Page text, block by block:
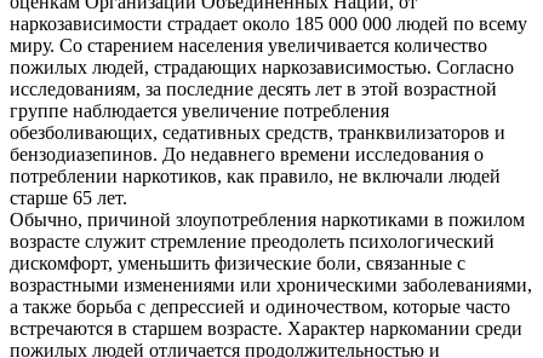
наркозависимости страдает около 185 000 000 людей по всему
миру. Со старением населения увеличивается количество
пожилых людей, страдающих наркозависимостью. Согласно
исследованиям, за последние десять лет в этой возрастной
группе наблюдается увеличение потребления
обезболивающих, седативных средств, транквилизаторов и
бензодиазепинов. До недавнего времени исследования о
потреблении наркотиков, как правило, не включали людей
старше 65 лет.
Обычно, причиной злоупотребления наркотиками в пожилом
возрасте служит стремление преодолеть психологический
дискомфорт, уменьшить физические боли, связанные с
возрастными изменениями или хроническими заболеваниями,
а также борьба с депрессией и одиночеством, которые часто
встречаются в старшем возрасте. Характер наркомании среди
пожилых людей отличается продолжительностью и